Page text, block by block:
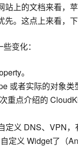
站上的文档来看，
。这点上来看，
变化：
。
或者实际的对象类
重点介绍的
义 DNS、VPN，
定义 Widget了（